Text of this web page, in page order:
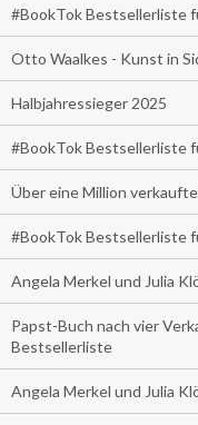
#BookTok Bestsellerliste
Otto Waalkes - Kunst in
Halbjahressieger 2025
#BookTok Bestsellerliste
Über eine Million
#BookTok Bestsellerliste
Angela Merkel und Julia
Papst-Buch nach vier
Bestsellerliste
Angela Merkel und Julia